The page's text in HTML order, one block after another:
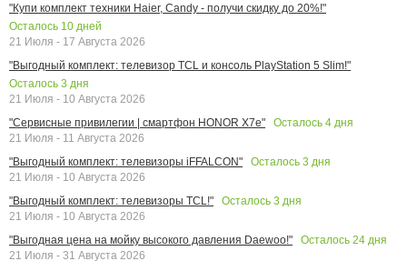
"Купи комплект техники Haier, Candy - получи скидку до 20%!"
Осталось 10 дней
21 Июля - 17 Августа 2026
"Выгодный комплект: телевизор TCL и консоль PlayStation 5 Slim!"
Осталось 3 дня
21 Июля - 10 Августа 2026
"Сервисные привилегии | смартфон HONOR X7e"
Осталось 4 дня
21 Июля - 11 Августа 2026
"Выгодный комплект: телевизоры iFFALCON"
Осталось 3 дня
21 Июля - 10 Августа 2026
"Выгодный комплект: телевизоры TCL!"
Осталось 3 дня
21 Июля - 10 Августа 2026
"Выгодная цена на мойку высокого давления Daewoo!"
Осталось 24 дня
21 Июля - 31 Августа 2026